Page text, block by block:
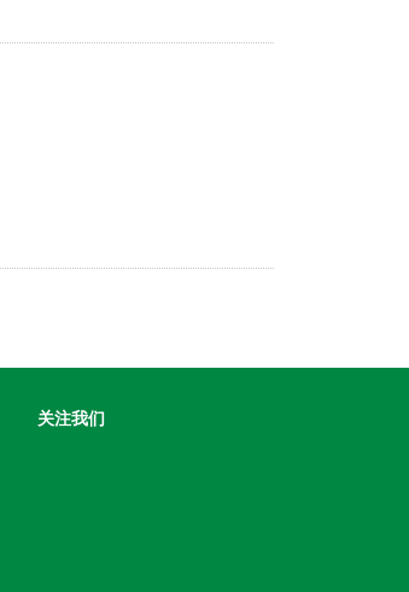
关注我们